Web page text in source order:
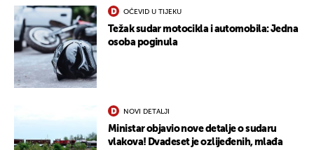
OČEVID U TIJEKU
Težak sudar motocikla i automobila: Jedna
osoba poginula
NOVI DETALJI
Ministar objavio nove detalje o sudaru
vlakova! Dvadeset je ozlijeđenih, mlađa